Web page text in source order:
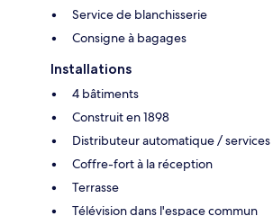
Service de blanchisserie
Consigne à bagages
Installations
4 bâtiments
Construit en 1898
Distributeur automatique / services
Coffre-fort à la réception
Terrasse
Télévision dans l'espace commun